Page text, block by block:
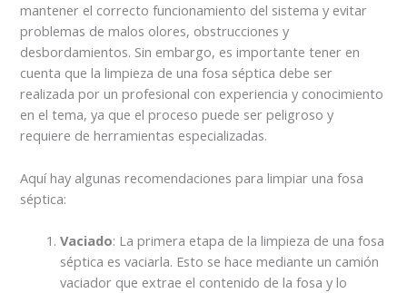
mantener el correcto funcionamiento del sistema y evitar
problemas de malos olores, obstrucciones y
desbordamientos. Sin embargo, es importante tener en
cuenta que la limpieza de una fosa séptica debe ser
realizada por un profesional con experiencia y conocimiento
en el tema, ya que el proceso puede ser peligroso y
requiere de herramientas especializadas.
Aquí hay algunas recomendaciones para limpiar una fosa
séptica:
Vaciado: La primera etapa de la limpieza de una fosa
séptica es vaciarla. Esto se hace mediante un camión
vaciador que extrae el contenido de la fosa y lo